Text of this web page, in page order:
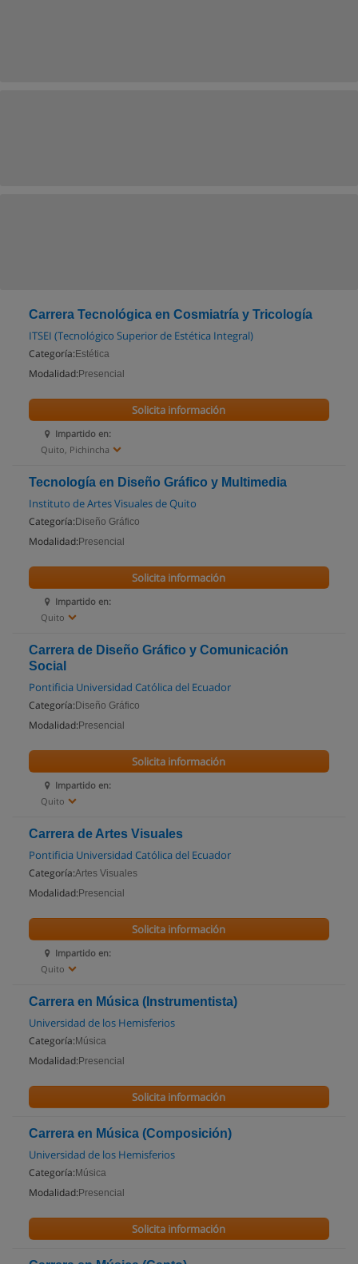
Carrera Tecnológica en Cosmiatría y Tricología
ITSEI (Tecnológico Superior de Estética Integral)
Categoría: Estética
Modalidad: Presencial
Impartido en:
Quito, Pichincha
Solicita información
Tecnología en Diseño Gráfico y Multimedia
Instituto de Artes Visuales de Quito
Categoría: Diseño Gráfico
Modalidad: Presencial
Impartido en:
Quito
Solicita información
Carrera de Diseño Gráfico y Comunicación
Social
Pontificia Universidad Católica del Ecuador
Categoría: Diseño Gráfico
Modalidad: Presencial
Impartido en:
Quito
Solicita información
Carrera de Artes Visuales
Pontificia Universidad Católica del Ecuador
Categoría:Artes Visuales
Modalidad: Presencial
Impartido en:
Quito
Solicita información
Carrera en Música (Instrumentista)
Universidad de los Hemisferios
Categoría: Música
Modalidad: Presencial
Solicita información
Carrera en Música (Composición)
Universidad de los Hemisferios
Categoría: Música
Modalidad: Presencial
Solicita información